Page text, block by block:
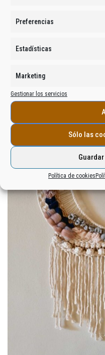
Preferencias
Estadísticas
Marketing
Gestionar los servicios
Sólo las
Política de cookies
Category:HOME DECOR